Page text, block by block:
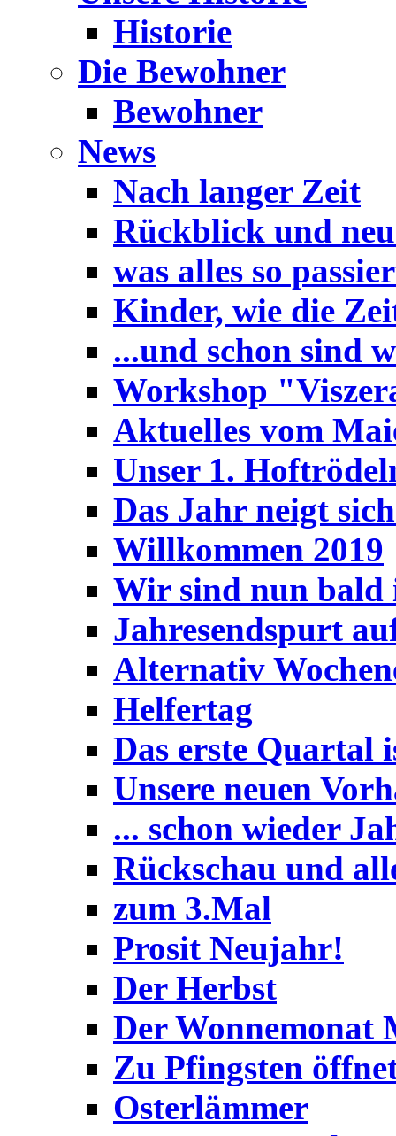
Historie
Die Bewohner
Bewohner
News
Nach langer Zeit
Rückblick und
was alles so
Kinder, wie die
...und schon sind
Workshop
Aktuelles vom
Unser 1.
Das Jahr neigt
Willkommen 2019
Wir sind nun bald
Jahresendspurt
Alternativ
Helfertag
Das erste Quartal
Unsere neuen
... schon wieder
Rückschau und
zum 3.Mal
Prosit Neujahr!
Der Herbst
Der Wonnemonat
Zu Pfingsten
Osterlämmer